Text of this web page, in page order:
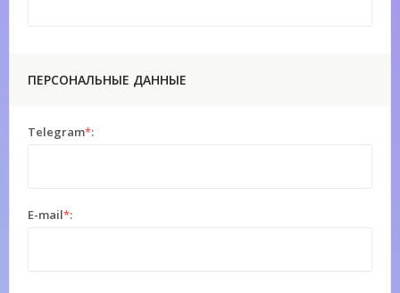
ПЕРСОНАЛЬНЫЕ ДАННЫЕ
Telegram*:
E-mail*: